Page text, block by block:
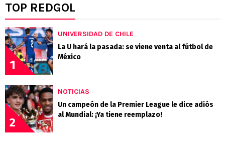
TOP REDGOL
1
UNIVERSIDAD DE CHILE
La U hará la pasada: se viene venta al fútbol de
México
2
NOTICIAS
Un campeón de la Premier League le dice adiós
al Mundial: ¡Ya tiene reemplazo!